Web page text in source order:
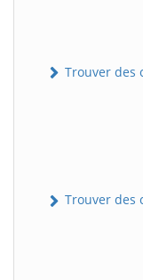
Trouver des
Trouver des